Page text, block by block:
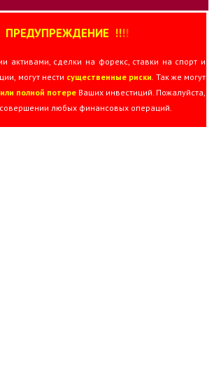
ПРЕДУПРЕЖДЕНИЕ !!!!
активами, сделки на форекс, ставки на спорт и
могут нести существенные риски. Так же могут
полной потере Ваших инвестиций. Пожалуйста,
любых финансовых операций.